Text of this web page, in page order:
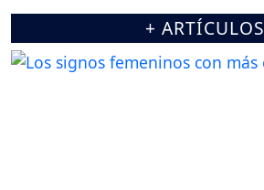
+ ARTÍCULOS